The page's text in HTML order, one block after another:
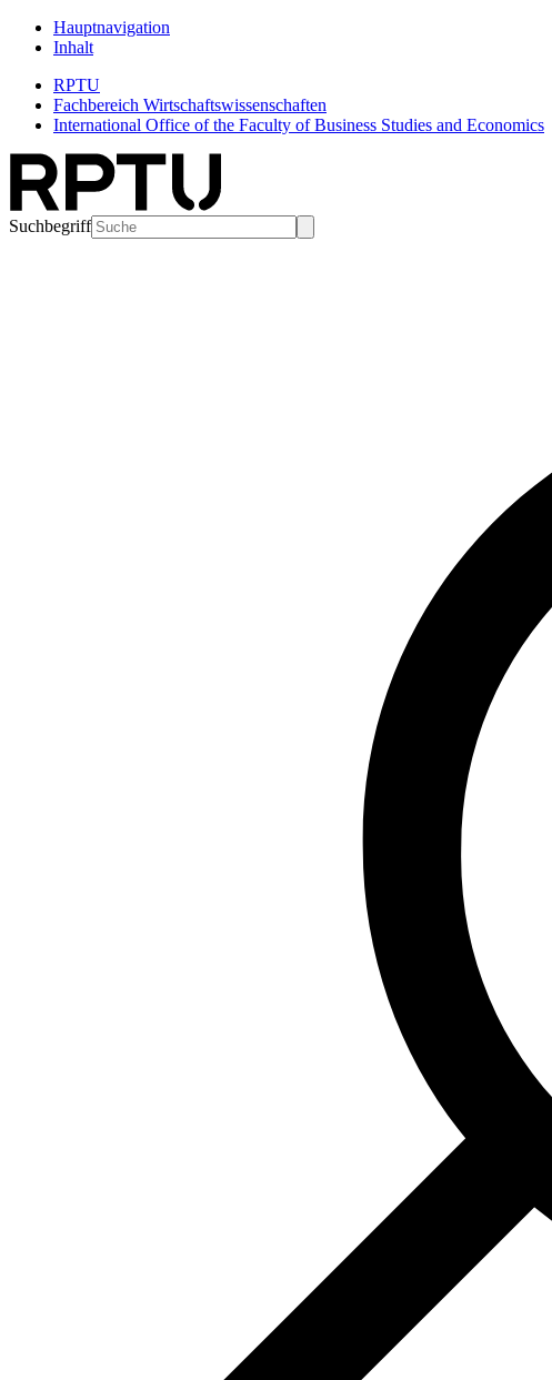
Hauptnavigation
Inhalt
RPTU
Fachbereich Wirtschaftswissenschaften
International Office of the Faculty of Business Studies and Economics
Suchbegriff